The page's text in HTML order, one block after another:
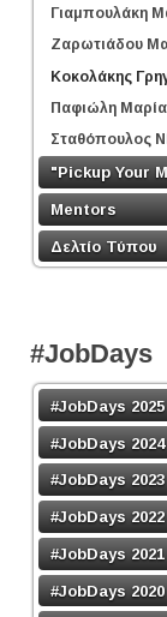
Γιαμπουλάκη
Ζαρωτιάδου
Κοκολάκης
Παφιώλη Μαρία
Σταθόπουλος
"Pickup Your
Mentors
Δελτίο Τύπου
#JobDays
#JobDays 2025
#JobDays 2024
#JobDays 2023
#JobDays 2022
#JobDays 2021
#JobDays 2020